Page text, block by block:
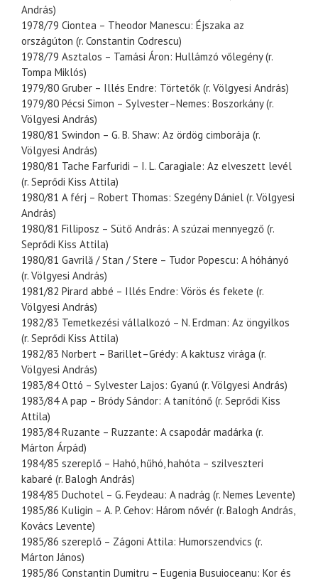
András)
1978/79 Ciontea – Theodor Manescu: Éjszaka az
országúton (r. Constantin Codrescu)
1978/79 Asztalos – Tamási Áron: Hullámzó vőlegény (r.
Tompa Miklós)
1979/80 Gruber – Illés Endre: Törtetők (r. Völgyesi András)
1979/80 Pécsi Simon – Sylvester–Nemes: Boszorkány (r.
Völgyesi András)
1980/81 Swindon – G. B. Shaw: Az ördög cimborája (r.
Völgyesi András)
1980/81 Tache Farfuridi – I. L. Caragiale: Az elveszett levél
(r. Seprődi Kiss Attila)
1980/81 A férj – Robert Thomas: Szegény Dániel (r. Völgyesi
András)
1980/81 Filliposz – Sütő András: A szúzai mennyegző (r.
Seprődi Kiss Attila)
1980/81 Gavrilă / Stan / Stere – Tudor Popescu: A hóhányó
(r. Völgyesi András)
1981/82 Pirard abbé – Illés Endre: Vörös és fekete (r.
Völgyesi András)
1982/83 Temetkezési vállalkozó – N. Erdman: Az öngyilkos
(r. Seprődi Kiss Attila)
1982/83 Norbert – Barillet–Grédy: A kaktusz virága (r.
Völgyesi András)
1983/84 Ottó – Sylvester Lajos: Gyanú (r. Völgyesi András)
1983/84 A pap – Bródy Sándor: A tanítónő (r. Seprődi Kiss
Attila)
1983/84 Ruzante – Ruzzante: A csapodár madárka (r.
Márton Árpád)
1984/85 szereplő – Hahó, hűhó, hahóta – szilveszteri
kabaré (r. Balogh András)
1984/85 Duchotel – G. Feydeau: A nadrág (r. Nemes Levente)
1985/86 Kuligin – A. P. Cehov: Három nővér (r. Balogh András,
Kovács Levente)
1985/86 szereplő – Zágoni Attila: Humorszendvics (r.
Márton János)
1985/86 Constantin Dumitru – Eugenia Busuioceanu: Kor és